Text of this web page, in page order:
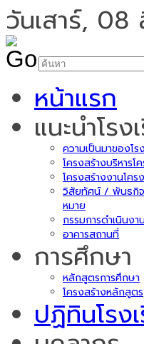
วันเสาร์,
หน้าแรก
แนะนำโรง
ความเป็นมาของโร
โครงสร้างบริหารโ
โครงสร้างงานโคร
วิสัยทัศน์ / พันธกิ
หมาย
กรรมการดำเนินงา
อาคารสถานที่
การศึกษา
หลักสูตรการศึกษา
โครงสร้างหลักสูตร
ปฏิทินโรง